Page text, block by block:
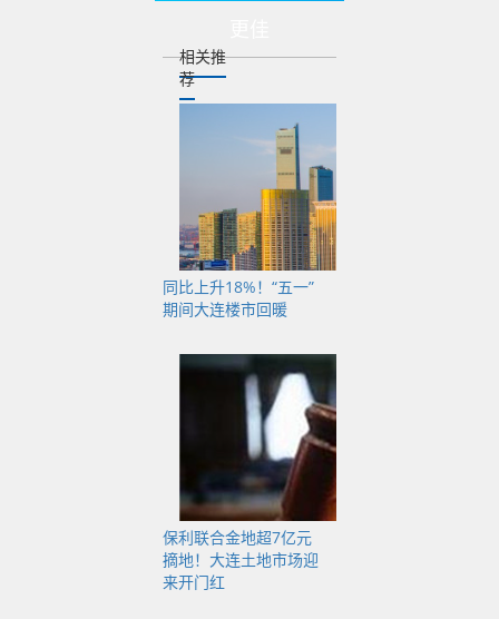
房需求持续萎缩，大
连市场价量齐跌。由
于之前直至2021年上
半年，大连房价一直
蹿升，已到高位，所
以这次的房价跌落算
是深度回调，虽然政
策面刺激消费有所回
暖，但市场抬头尚需
成交量、均价同比降
2022年12月15日，国
相关推
荐
同比上升18%！“五一”
期间大连楼市回暖
保利联合金地超7亿元
摘地！大连土地市场迎
来开门红